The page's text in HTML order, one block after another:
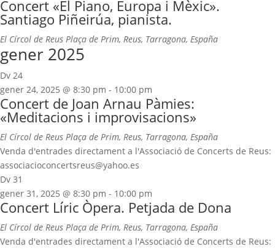
Concert «El Piano, Europa i Mèxic».
Santiago Piñeirúa, pianista.
El Círcol de Reus Plaça de Prim, Reus, Tarragona, España
gener 2025
Dv 24
gener 24, 2025 @ 8:30 pm - 10:00 pm
Concert de Joan Arnau Pàmies:
«Meditacions i improvisacions»
El Círcol de Reus Plaça de Prim, Reus, Tarragona, España
Venda d'entrades directament a l'Associació de Concerts de Reus:
associacioconcertsreus@yahoo.es
Dv 31
gener 31, 2025 @ 8:30 pm - 10:00 pm
Concert Líric Òpera. Petjada de Dona
El Círcol de Reus Plaça de Prim, Reus, Tarragona, España
Venda d'entrades directament a l'Associació de Concerts de Reus: